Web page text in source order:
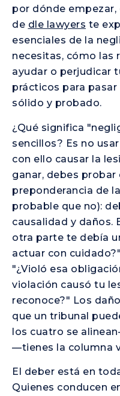
por dónde
de dle lawyers te
esenciales de la
necesitas, cómo las
ayudar o perjudicar
prácticos para
sólido y probado.
¿Qué significa
sencillos? Es no
con ello causar la
ganar, debes
preponderancia de
probable que no):
causalidad y daños.
otra parte te debía
actuar con
"¿Violó esa
violación causó tu
reconoce?" Los
que un tribunal
los cuatro se
—tienes la columna
El deber está en
Quienes conducen